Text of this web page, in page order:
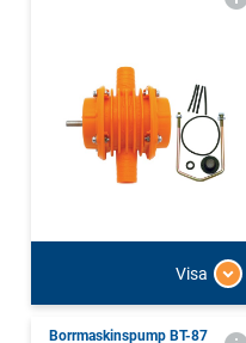
Visa
Borrmaskinspump BT-87